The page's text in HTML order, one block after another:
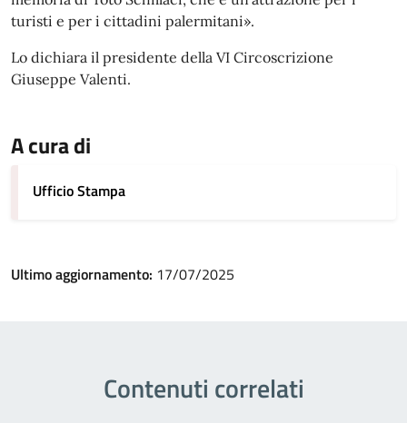
turisti e per i cittadini palermitani».
Lo dichiara il presidente della VI Circoscrizione
Giuseppe Valenti.
A cura di
Ufficio Stampa
Ultimo aggiornamento: 17/07/2025
Contenuti correlati